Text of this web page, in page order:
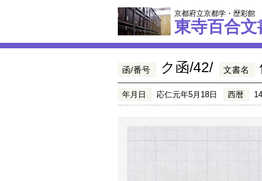
京都府立京都学・歴彩館
東寺百合
函/番号 ク函/42/ 文書名
年月日 応仁元年5月18日 西暦